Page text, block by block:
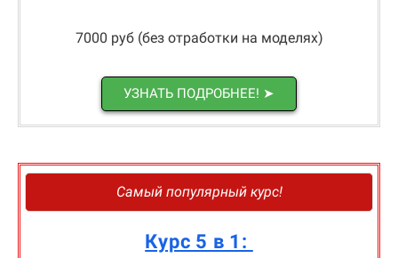
7000 руб (без отработки на моделях)
УЗНАТЬ ПОДРОБНЕЕ! ➤
Самый популярный курс!
Курс 5 в 1: